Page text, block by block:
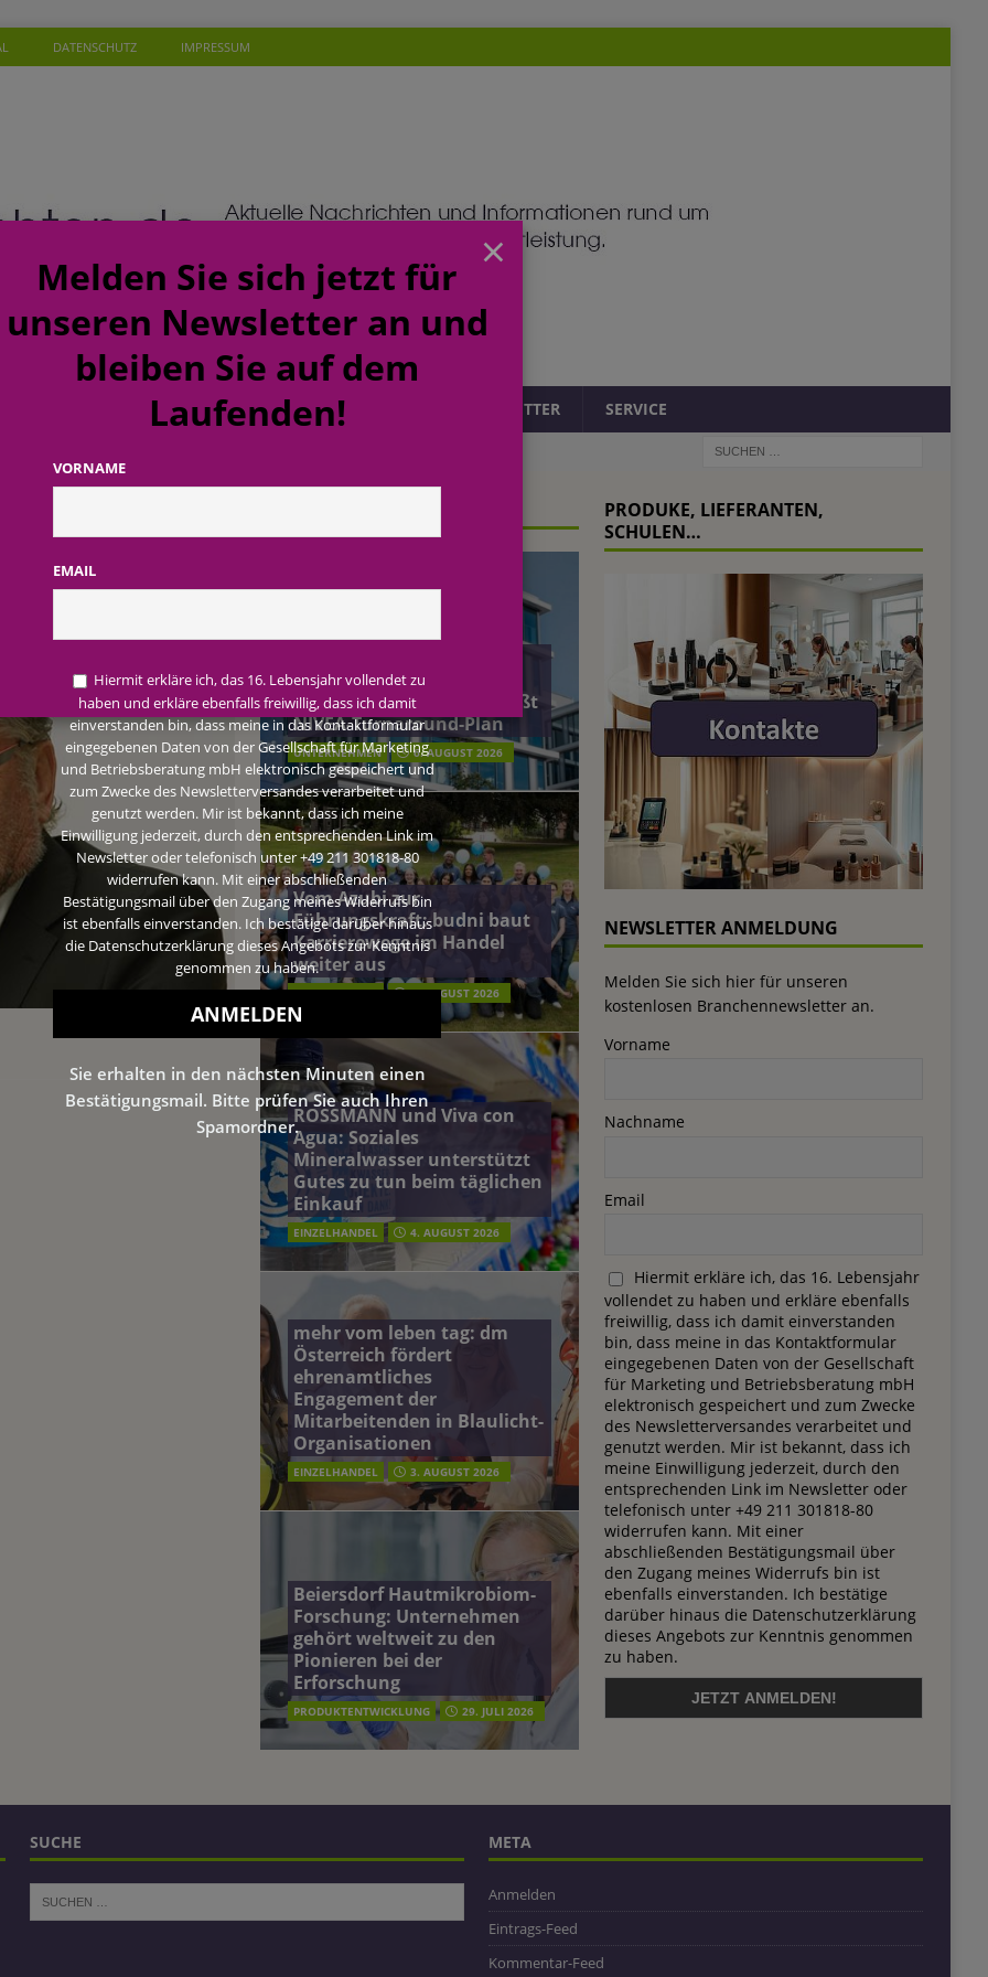
DATENSCHUTZ IMPRESSUM
TERMINE KOMMENTAR NEWSLETTER SERVICE
budni baut Karrierewege im Handel weiter aus
Soziales Mineralwasser unterstützt Gutes zu tun beim täglichen
fördert ehrenamtliches Engagement der Mitarbeitenden in
Unternehmen gehört weltweit zu den Pionieren bei der
Konzern passt Prognose an und beschließt NIVEA-Turnaround-Plan
2026: Konzern passt
Prognose an und beschließt
NIVEA-Turnaround-Plan
UNTERNEHMEN 6. AUGUST 2026
Vom Azubi zur
Führungskraft: budni baut
Karrierewege im Handel
weiter aus
EINZELHANDEL 5. AUGUST 2026
ROSSMANN und Viva con
Agua: Soziales
Mineralwasser unterstützt
Gutes zu tun beim täglichen
Einkauf
EINZELHANDEL 4. AUGUST 2026
mehr vom leben tag: dm
Österreich fördert
ehrenamtliches
Engagement der
Mitarbeitenden in Blaulicht-
Organisationen
EINZELHANDEL 3. AUGUST 2026
Beiersdorf Hautmikrobiom-
Forschung: Unternehmen
gehört weltweit zu den
Pionieren bei der
Erforschung
PRODUKTENTWICKLUNG 29. JULI 2026
PRODUKE, LIEFERANTEN,
SCHULEN…
NEWSLETTER ANMELDUNG
Melden Sie sich hier für unseren
kostenlosen Branchennewsletter an.
Vorname
Nachname
Email
Hiermit erkläre ich, das 16. Lebensjahr
vollendet zu haben und erkläre ebenfalls
freiwillig, dass ich damit einverstanden
bin, dass meine in das Kontaktformular
eingegebenen Daten von der Gesellschaft
für Marketing und Betriebsberatung mbH
elektronisch gespeichert und zum Zwecke
des Newsletterversandes verarbeitet und
genutzt werden. Mir ist bekannt, dass ich
meine Einwilligung jederzeit, durch den
entsprechenden Link im Newsletter oder
telefonisch unter +49 211 301818-80
widerrufen kann. Mit einer
abschließenden Bestätigungsmail über
den Zugang meines Widerrufs bin ist
ebenfalls einverstanden. Ich bestätige
darüber hinaus die Datenschutzerklärung
dieses Angebots zur Kenntnis genommen
zu haben.
SUCHE META
Anmelden
Eintrags-Feed
Kommentar-Feed
×
Melden Sie sich jetzt für
unseren Newsletter an und
bleiben Sie auf dem
Laufenden!
VORNAME
EMAIL
Hiermit erkläre ich, das 16. Lebensjahr vollendet zu
haben und erkläre ebenfalls freiwillig, dass ich damit
einverstanden bin, dass meine in das Kontaktformular
eingegebenen Daten von der Gesellschaft für Marketing
und Betriebsberatung mbH elektronisch gespeichert und
zum Zwecke des Newsletterversandes verarbeitet und
genutzt werden. Mir ist bekannt, dass ich meine
Einwilligung jederzeit, durch den entsprechenden Link im
Newsletter oder telefonisch unter +49 211 301818-80
widerrufen kann. Mit einer abschließenden
Bestätigungsmail über den Zugang meines Widerrufs bin
ist ebenfalls einverstanden. Ich bestätige darüber hinaus
die Datenschutzerklärung dieses Angebots zur Kenntnis
genommen zu haben.
Sie erhalten in den nächsten Minuten einen
Bestätigungsmail. Bitte prüfen Sie auch Ihren
Spamordner.